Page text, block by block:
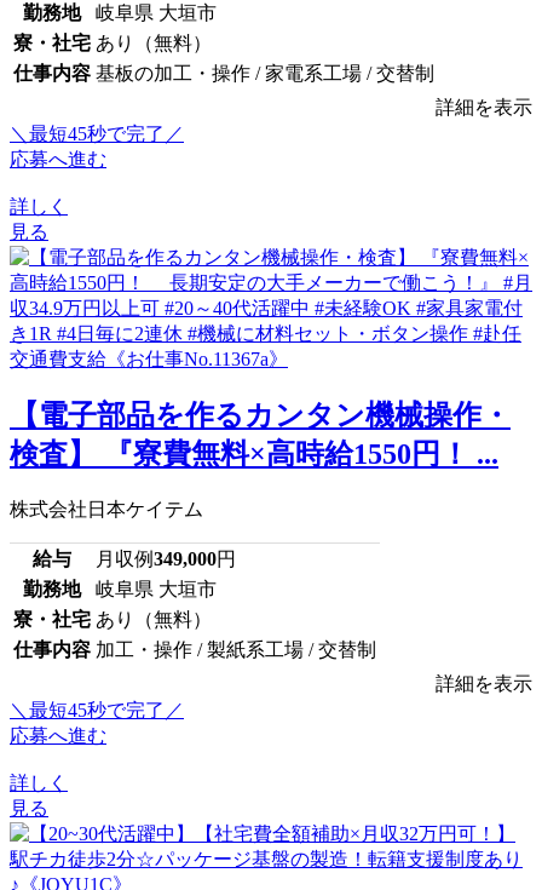
勤務地
岐阜県 大垣市
寮・社宅 あり（無料）
仕事内容 基板の加工・操作 / 家電系工場 / 交替制
詳細を表示
＼最短45秒で完了／
応募へ進む
詳しく
見る
【電子部品を作るカンタン機械操作・
検査】 『寮費無料×高時給1550円！ ...
株式会社日本ケイテム
給与 月収例349,000円
勤務地
岐阜県 大垣市
寮・社宅 あり（無料）
仕事内容 加工・操作 / 製紙系工場 / 交替制
詳細を表示
＼最短45秒で完了／
応募へ進む
詳しく
見る